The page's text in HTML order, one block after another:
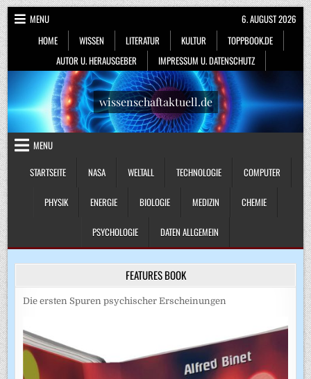
Skip
to
content
MENU
HOME
WISSEN LITERATUR KULTUR
TOPPBOOK.DE
AUTOR U. HERAUSGEBER
IMPRESSUM U. DATENSCHUTZ
6. AUGUST 2026
wissenschaftaktuell.de
MENU
STARTSEITE
NASA WELTALL TECHNOLOGIE COMPUTER
PHYSIK ENERGIE BIOLOGIE MEDIZIN CHEMIE
PSYCHOLOGIE DATEN ALLGEMEIN
FEATURES BOOK
Die ersten Spuren psychischer Erscheinungen